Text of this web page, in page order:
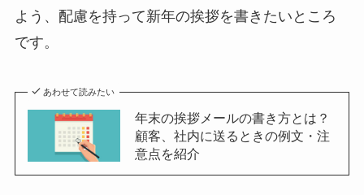
よう、配慮を持って新年の挨拶を書きたいところ
です。
あわせて読みたい
年末の挨拶メールの書き方とは？
顧客、社内に送るときの例文・注
意点を紹介